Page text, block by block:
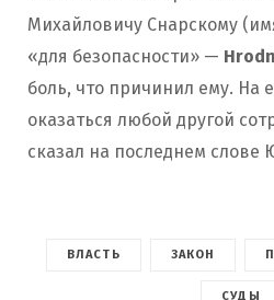
Михайловичу Снарскому
«для безопасности» —
боль, что причинил ему. На
оказаться любой другой
сказал на последнем слове
ВЛАСТЬ ЗАКОН
СУДЫ